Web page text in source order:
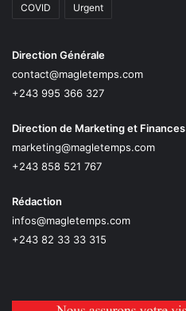
COVID Urgent
Direction Générale
contact@magletemps.com
+243 995 366 327
Direction de Marketing et Finances
marketing@magletemps.com
+243 858 521 767
Rédaction
infos@magletemps.com
+243 82 33 33 315